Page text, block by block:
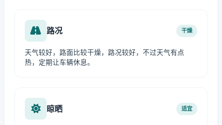
路况 干燥
天气较好，路面比较干燥，路况较好，不过天气有点
热，定期让车辆休息。
晾晒 适宜